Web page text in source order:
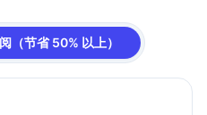
（节省 50% 以上）